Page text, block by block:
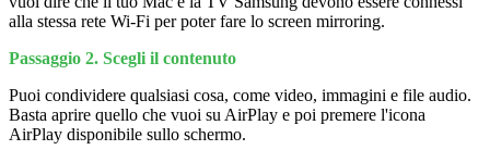
alla stessa rete Wi-Fi per poter fare lo screen mirroring.
Passaggio 2. Scegli il contenuto
Puoi condividere qualsiasi cosa, come video, immagini e file audio.
Basta aprire quello che vuoi su AirPlay e poi premere l'icona
AirPlay disponibile sullo schermo.